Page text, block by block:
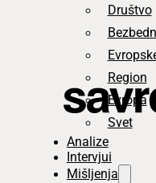
Društvo
Region
Evropa
Svet
Analize
Intervjui
Mišljenja